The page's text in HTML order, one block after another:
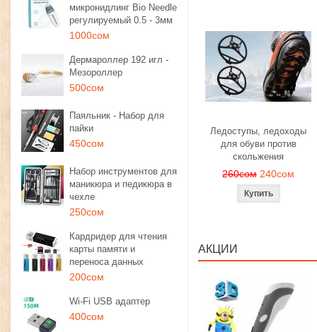
микронидлинг Bio Needle
регулируемый 0.5 - 3мм
1000сом
Дермароллер 192 игл -
Мезороллер
500сом
Паяльник - Набор для
пайки
450сом
Набор инструментов для
маникюра и педикюра в
чехле
250сом
Кардридер для чтения
карты памяти и
переноса данных
200сом
Wi-Fi USB адаптер
400сом
Ледоступы, ледоходы
для обуви против
скольжения
260сом 240сом
АКЦИИ